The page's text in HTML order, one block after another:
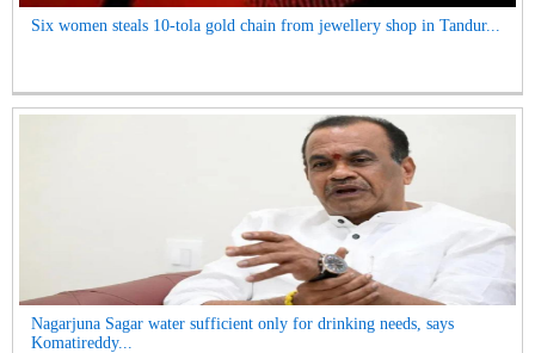
Six women steals 10-tola gold chain from jewellery shop in Tandur...
Nagarjuna Sagar water sufficient only for drinking needs, says
Komatireddy...